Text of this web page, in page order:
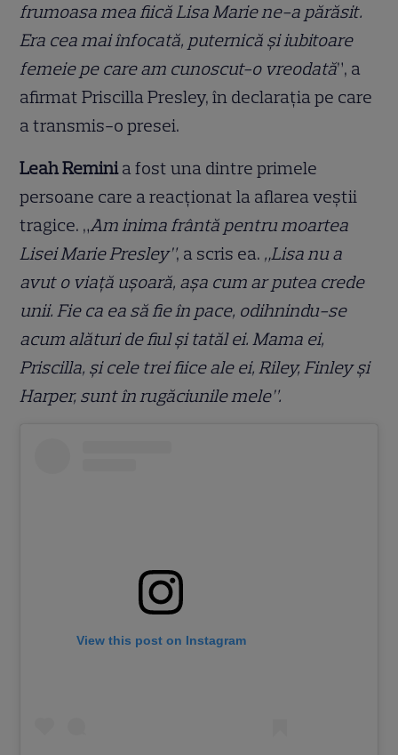
frumoasa mea fiică Lisa Marie ne-a părăsit.
Era cea mai înfocată, puternică şi iubitoare
femeie pe care am cunoscut-o vreodată”, a
afirmat Priscilla Presley, în declarația pe care
a transmis-o presei.
Leah Reminia fost una dintre primele
persoane care a reacționat la aflarea veștii
tragice. „Am inima frântă pentru moartea
Lisei Marie Presley”, a scris ea. „Lisa nu a
avut o viață ușoară, așa cum ar putea crede
unii. Fie ca ea să fie în pace, odihnindu-se
acum alături de fiul și tatăl ei. Mama ei,
Priscilla, și cele trei fiice ale ei, Riley, Finley și
Harper, sunt în rugăciunile mele”.
View this post on Instagram